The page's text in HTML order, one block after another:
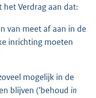
Verdrag aan dat:
van meet af aan in de
inrichting moeten
mogelijk in de
blijven (‘behoud in